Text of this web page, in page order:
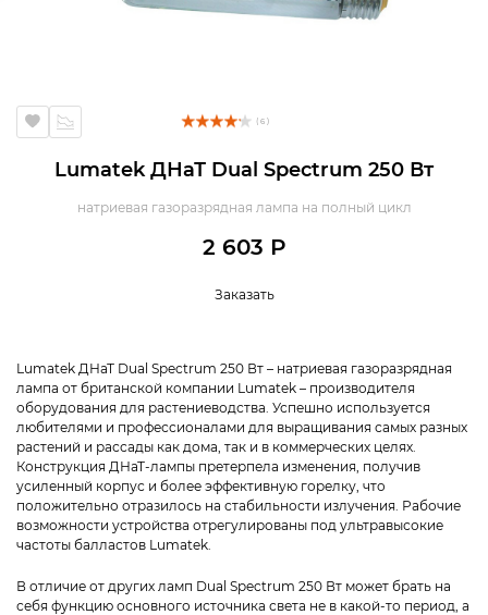
( 6 )
Lumatek ДНаТ Dual Spectrum 250 Вт
натриевая газоразрядная лампа на полный цикл
2 603 Р
Заказать
Lumatek ДНаТ Dual Spectrum 250 Вт – натриевая газоразрядная
лампа от британской компании Lumatek – производителя
оборудования для растениеводства. Успешно используется
любителями и профессионалами для выращивания самых разных
растений и рассады как дома, так и в коммерческих целях.
Конструкция ДНаТ-лампы претерпела изменения, получив
усиленный корпус и более эффективную горелку, что
положительно отразилось на стабильности излучения. Рабочие
возможности устройства отрегулированы под ультравысокие
частоты балластов Lumatek.
В отличие от других ламп Dual Spectrum 250 Вт может брать на
себя функцию основного источника света не в какой-то период, а